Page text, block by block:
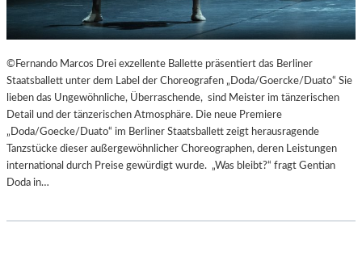
©Fernando Marcos Drei exzellente Ballette präsentiert das Berliner
Staatsballett unter dem Label der Choreografen „Doda/Goercke/Duato“ Sie
lieben das Ungewöhnliche, Überraschende, sind Meister im tänzerischen
Detail und der tänzerischen Atmosphäre. Die neue Premiere
„Doda/Goecke/Duato“ im Berliner Staatsballett zeigt herausragende
Tanzstücke dieser außergewöhnlicher Choreographen, deren Leistungen
international durch Preise gewürdigt wurde. „Was bleibt?“ fragt Gentian
Doda in…